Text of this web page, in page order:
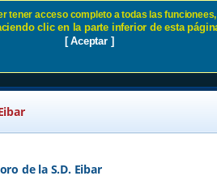
de la S.D. Eibar
tener acceso completo a todas las
clic en la parte inferior de esta
[ Aceptar ]